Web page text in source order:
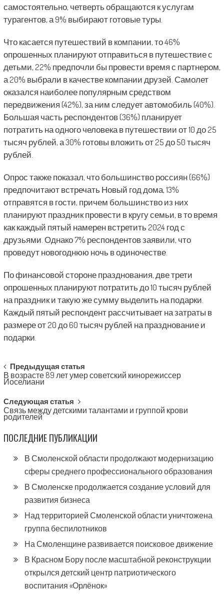
самостоятельно, четверть обращаются к услугам
турагентов, а 9% выбирают готовые туры.
Что касается путешествий в компании, то 46%
опрошенных планируют отправиться в путешествие с
детьми, 22% предпочли бы провести время с партнером,
а 20% выбрали в качестве компании друзей. Самолет
оказался наиболее популярным средством
передвижения (42%), за ним следует автомобиль (40%).
Большая часть респондентов (36%) планирует
потратить на одного человека в путешествии от 10 до 25
тысяч рублей, а 30% готовы вложить от 25 до 50 тысяч
рублей.
Опрос также показал, что большинство россиян (66%)
предпочитают встречать Новый год дома, 13%
отправятся в гости, причем большинство из них
планируют праздник провести в кругу семьи, в то время
как каждый пятый намерен встретить 2024 год с
друзьями. Однако 7% респондентов заявили, что
проведут новогоднюю ночь в одиночестве.
По финансовой стороне празднования, две трети
опрошенных планируют потратить до 10 тысяч рублей
на праздник и такую же сумму выделить на подарки.
Каждый пятый респондент рассчитывает на затраты в
размере от 20 до 60 тысяч рублей на празднование и
подарки.
Post
navigation
Предыдущая статья
В возрасте 89 лет умер советский кинорежиссер
Иоселиани
Следующая статья
Связь между детскими талантами и группой крови
родителей
ПОСЛЕДНИЕ ПУБЛИКАЦИИ
В Смоленской области продолжают модернизацию
сферы среднего профессионального образования
В Смоленске продолжается создание условий для
развития бизнеса
Над территорией Смоленской области уничтожена
группа беспилотников
На Смоленщине развивается поисковое движение
В Красном Бору после масштабной реконструкции
открылся детский центр патриотического
воспитания «Орлёнок»